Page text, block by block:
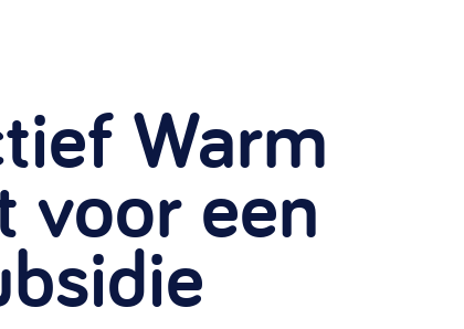
Eigen gebouw
Huren of kopen, maatschappelijk vastgoed,
ontmoetingsplekken >
Zorgzame gemeenschappen
Warm
voor een